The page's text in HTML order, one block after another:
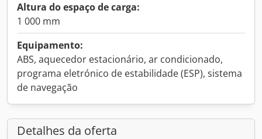
Altura do espaço de carga:
1 000 mm
Equipamento:
ABS, aquecedor estacionário, ar condicionado,
programa eletrónico de estabilidade (ESP), sistema
de navegação
Detalhes da oferta